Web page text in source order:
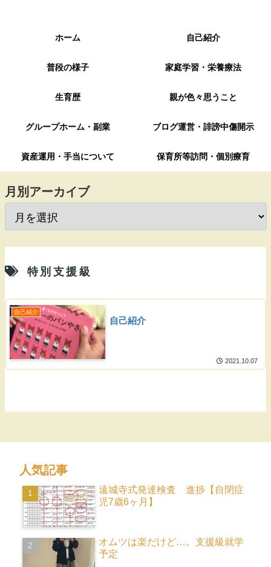
ホーム 自己紹介
普段の様子 家庭学習・栄養療法
生育歴 親が色々思うこと
グループホーム・副業 ブログ運営・誹謗中傷開示
資産運用・手当について 保育所等訪問・個別療育
月別アーカイブ
特別支援級
自己紹介
自己紹介
2021.10.07
人気記事
遠城寺式発達検査 進捗【自閉症
児7歳6ヶ月】
オムツは楽だけど…。支援級就学
予定